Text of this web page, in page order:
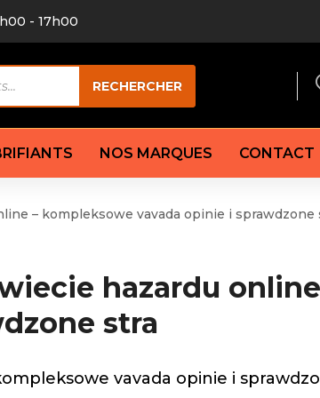
- 17h00
RECHERCHER
température
Flexible de frein
NOS MARQUES CONTACT
– kompleksowe vavada opinie i sprawdzone
hazardu
stra
vavada opinie i